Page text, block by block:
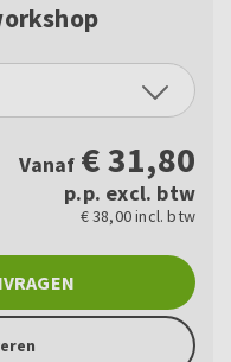
Vanaf €31,80
p.p. excl. btw
€ 38,00 incl. btw